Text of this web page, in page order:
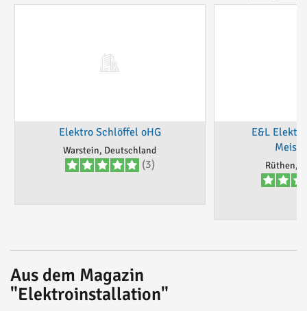
Elektro Schlöffel oHG
Warstein, Deutschland
(3)
E&L
Rüthen,
Aus dem Magazin
"Elektroinstallation"